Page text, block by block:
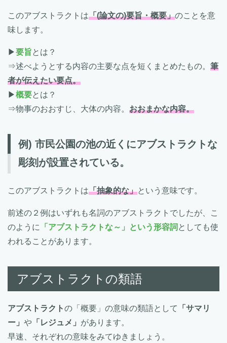
このアブストラクトは「(論文の)要旨・概要」のことを意
味します。
▶要旨とは？
⇒述べようとする内容の主要な点を短くまとめたもの。 筆
者が伝えたい要点。
▶概要とは？
⇒物事のおおすじ、大体の内容。 おおまかな内容。
例) 市民公園の池の近くにアブストラクトな
彫刻が設置されている。
このアブストラクトは「抽象的な」という意味です。
前述の２例はいずれも名詞のアブストラクトでしたが、こ
のように
「アブストラクトな～」という形容詞 としても使
われることがあります。
アブストラクトの類語
アブストラクトの「概要」の意味の類語として
「サマリ
ー」 や 「レジュメ」 があります。
早速、それぞれの意味をみてゆきましょう。